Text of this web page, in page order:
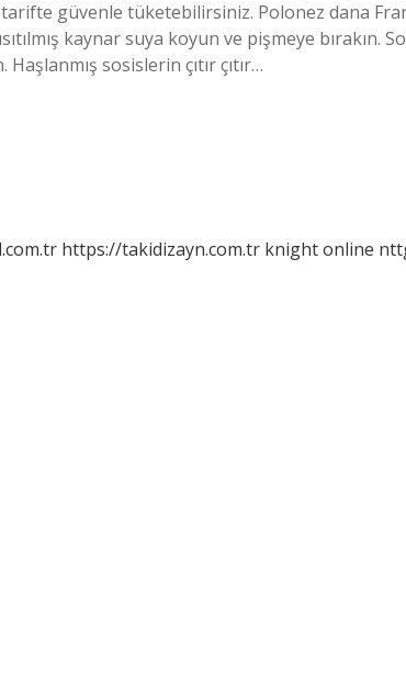
tarifte güvenle tüketebilirsiniz. Polonez dana
kaynar suya koyun ve pişmeye bırakın.
sosislerin çıtır çıtır…
https://takidizayn.com.tr knight online